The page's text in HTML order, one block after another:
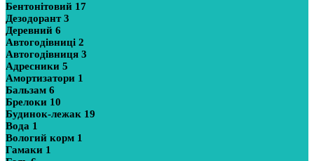
Бентонітовий 17
Дезодорант3
Деревний 6
Автогодівниці 2
Автогодівниця 3
Адресники 5
Амортизатори 1
Бальзам 6
Брелоки 10
Будинок-лежак 19
Вода 1
Вологий корм 1
Гамаки 1